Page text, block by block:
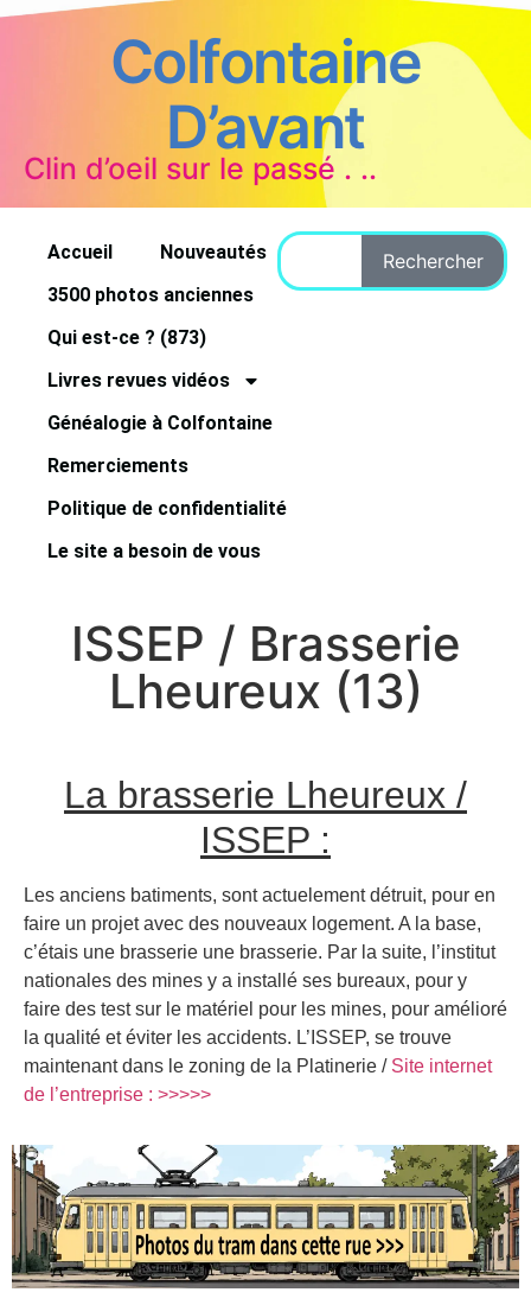
Colfontaine
D’avant
Clin d’oeil sur le passé . ..
Accueil
Nouveautés
3500 photos anciennes
Qui est-ce ? (873)
Livres revues vidéos
Généalogie à Colfontaine
Remerciements
Politique de confidentialité
Le site a besoin de vous
Rechercher
ISSEP / Brasserie
Lheureux (13)
La brasserie Lheureux /
ISSEP :
Les anciens batiments, sont actuelement détruit, pour en
faire un projet avec des nouveaux logement. A la base,
c’étais une brasserie une brasserie. Par la suite, l’institut
nationales des mines y a installé ses bureaux, pour y
faire des test sur le matériel pour les mines, pour amélioré
la qualité et éviter les accidents. L’ISSEP, se trouve
maintenant dans le zoning de la Platinerie / Site internet
de l’entreprise : >>>>>